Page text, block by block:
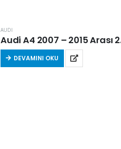
AUDI
Audi A4 2007 – 2015 Arası
DEVAMINI OKU